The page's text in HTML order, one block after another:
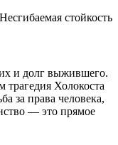
Несгибаемая стойкость
и долг выжившего.
трагедия Холокоста
за права человека,
— это прямое